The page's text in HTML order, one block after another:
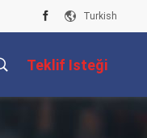
Turkish
Teklif Isteği